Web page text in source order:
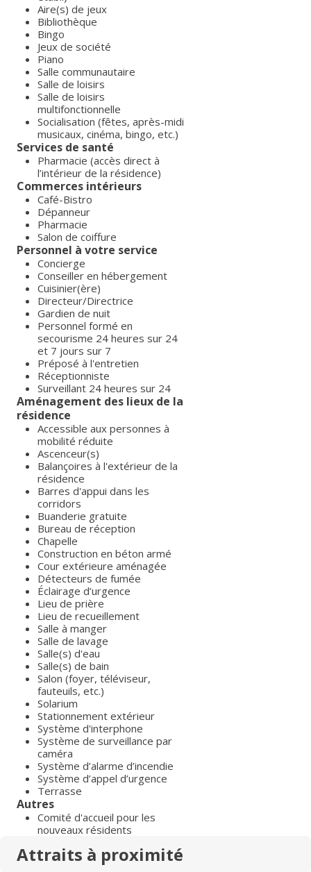
Aire(s) de jeux
Bibliothèque
Bingo
Jeux de société
Piano
Salle communautaire
Salle de loisirs
Salle de loisirs
multifonctionnelle
Socialisation (fêtes, après-midi
musicaux, cinéma, bingo, etc.)
Services de santé
Pharmacie (accès direct à
l’intérieur de la résidence)
Commerces intérieurs
Café-Bistro
Dépanneur
Pharmacie
Salon de coiffure
Personnel à votre service
Concierge
Conseiller en hébergement
Cuisinier(ère)
Directeur/Directrice
Gardien de nuit
Personnel formé en
secourisme 24 heures sur 24
et 7 jours sur 7
Préposé à l'entretien
Réceptionniste
Surveillant 24 heures sur 24
Aménagement des lieux de la
résidence
Accessible aux personnes à
mobilité réduite
Ascenceur(s)
Balançoires à l'extérieur de la
résidence
Barres d'appui dans les
corridors
Buanderie gratuite
Bureau de réception
Chapelle
Construction en béton armé
Cour extérieure aménagée
Détecteurs de fumée
Éclairage d’urgence
Lieu de prière
Lieu de recueillement
Salle à manger
Salle de lavage
Salle(s) d'eau
Salle(s) de bain
Salon (foyer, téléviseur,
fauteuils, etc.)
Solarium
Stationnement extérieur
Système d'interphone
Système de surveillance par
caméra
Système d’alarme d’incendie
Système d’appel d’urgence
Terrasse
Autres
Comité d'accueil pour les
nouveaux résidents
Attraits à proximité